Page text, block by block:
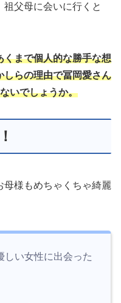
父母に会いに行くと
くまで個人的な勝手な想
しらの理由で冨岡愛さん
いでしょうか。
母様もめちゃくちゃ綺麗
しい女性に出会った